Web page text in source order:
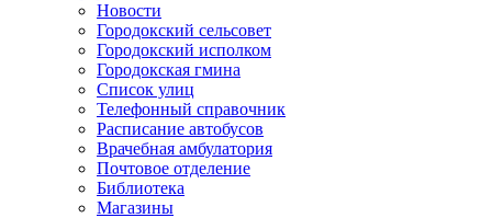
Новости
Городокский сельсовет
Городокский исполком
Городокская гмина
Список улиц
Телефонный справочник
Расписание автобусов
Врачебная амбулатория
Почтовое отделение
Библиотека
Магазины